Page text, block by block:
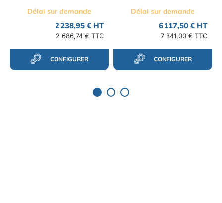
Délai sur demande
2 238,95 € HT
2 686,74 € TTC
CONFIGURER
Délai sur demande
6 117,50 € HT
7 341,00 € TTC
CONFIGURER